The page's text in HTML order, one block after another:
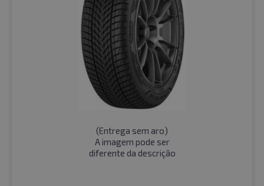
(Entrega sem aro)
A imagem pode ser
diferente da descrição